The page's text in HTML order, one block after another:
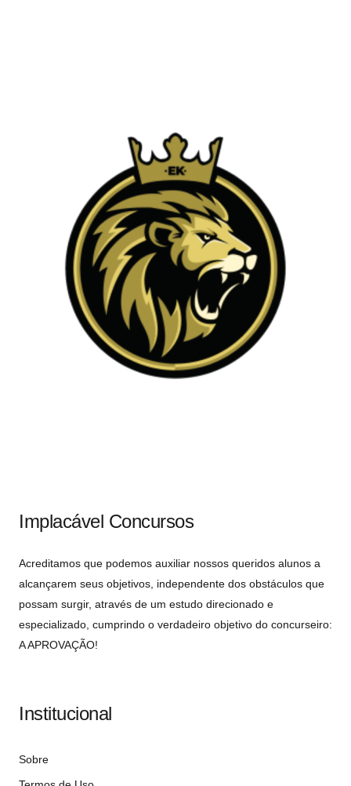
Implacável Concursos
Acreditamos que podemos auxiliar nossos queridos alunos a
alcançarem seus objetivos, independente dos obstáculos que
possam surgir, através de um estudo direcionado e
especializado, cumprindo o verdadeiro objetivo do concurseiro:
A APROVAÇÃO!
Institucional
Sobre